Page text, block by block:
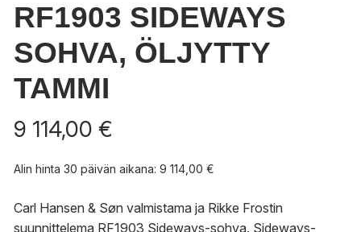
RF1903 SIDEWAYS
SOHVA, ÖLJYTTY
TAMMI
9 114,00 €
Alin hinta 30 päivän aikana: 9 114,00 €
Carl Hansen & Søn valmistama ja Rikke Frostin
suunnittelema RF1903 Sideways-sohva. Sideways-